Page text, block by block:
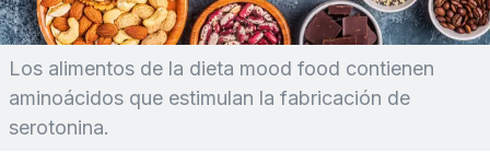
Los alimentos de la dieta mood food contienen
aminoácidos que estimulan la fabricación de
serotonina.